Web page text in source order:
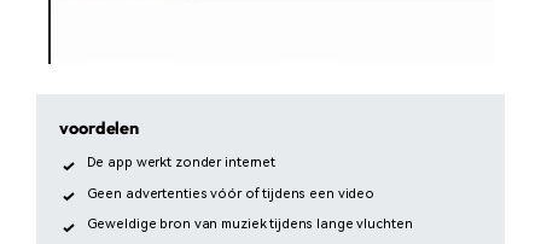
voordelen
De app werkt zonder internet
Geen advertenties vóór of tijdens een video
Geweldige bron van muziek tijdens lange vluchten